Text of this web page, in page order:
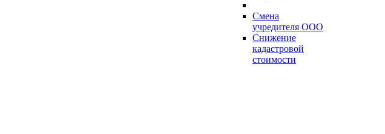
Смена
учредителя ООО
Снижение
кадастровой
стоимости